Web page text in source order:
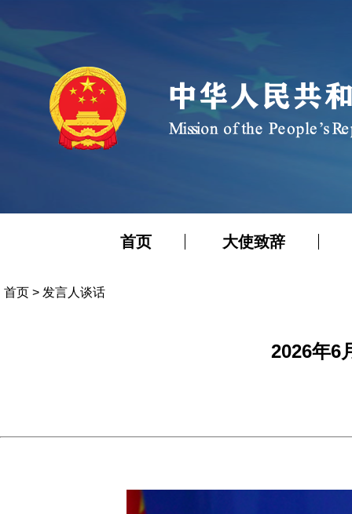
首页 大使致辞
首页 > 发言人谈话
2026年6